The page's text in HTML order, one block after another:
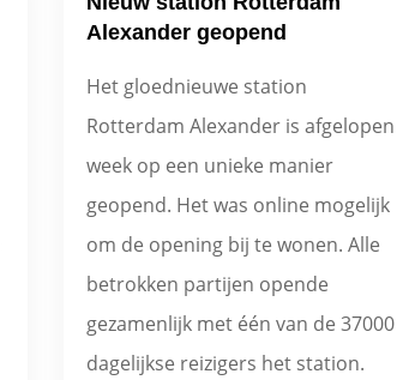
Alexander geopend
Het gloednieuwe station
Rotterdam Alexander is afgelopen
week op een unieke manier
geopend. Het was online mogelijk
om de opening bij te wonen. Alle
betrokken partijen opende
gezamenlijk met één van de 37000
dagelijkse reizigers het station.